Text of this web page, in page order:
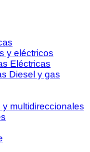
y eléctricos
Eléctricas
Diesel y gas
multidireccionales